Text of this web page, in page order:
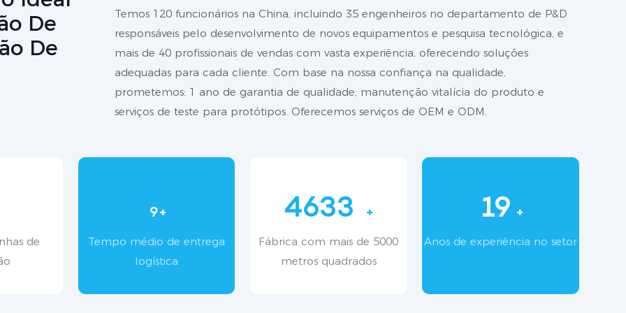
De
De
Temos 120 funcionários na China, incluindo 35 engenheiros no departamento de P&D
responsáveis ​​pelo desenvolvimento de novos equipamentos e pesquisa tecnológica, e
mais de 40 profissionais de vendas com vasta experiência, oferecendo soluções
adequadas para cada cliente. Com base na nossa confiança na qualidade,
prometemos: 1 ano de garantia de qualidade; manutenção vitalícia do produto e
serviços de teste para protótipos. Oferecemos serviços de OEM e ODM.
de
9+
Tempo médio de entrega
logística
4517 +
Fábrica com mais de 5000
metros quadrados
18 +
Anos de experiência no setor